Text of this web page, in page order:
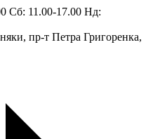
Сб: 11.00-17.00 Нд:
пр-т Петра Григоренка,